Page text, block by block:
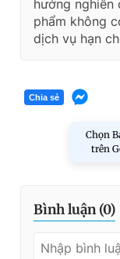
hướng nghiên
phẩm không
dịch vụ hạn
Chia sẻ
Chọn
trên
Bình luận (0)